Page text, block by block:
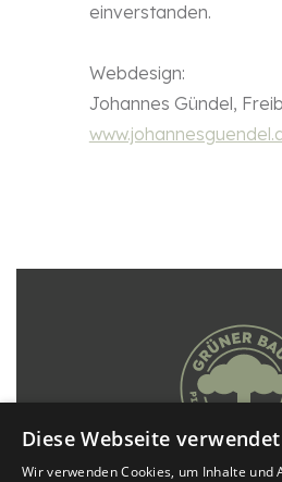
einverstanden.
Webdesign:
Johannes Gündel,
Diese Webseite
Wir verwenden Cookies, um Inhalte und